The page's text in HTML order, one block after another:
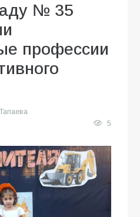
№ 35
профессии
5